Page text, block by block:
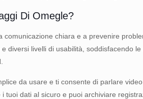
Di Omegle?
chiara e a prevenire
diversi livelli di usabilità, soddisfacendo
da usare e ti consente di parlare
tuoi dati al sicuro e puoi archiviare